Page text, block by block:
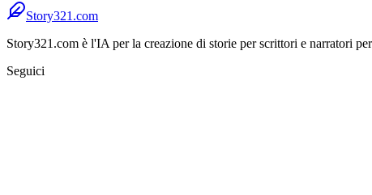
Story321.com
Story321.com è l'IA per la creazione di storie per scrittori e narratori
Seguici